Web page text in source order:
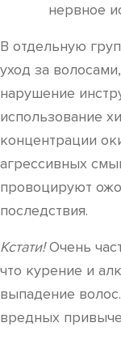
нервное
В отдельную
уход за
нарушение
использование
концентрации
агрессивных
провоцируют
последствия.
Кстати!Очень
что курение и
выпадение
вредных